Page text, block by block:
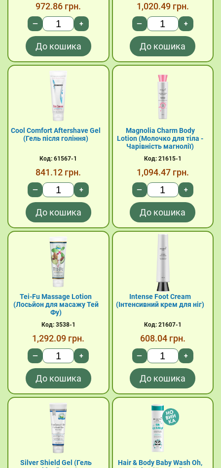
972.86 грн.
— +
До кошика
1,020.49 грн.
— +
До кошика
Cool Comfort Aftershave Gel
(Гель після гоління)
Код: 61567-1
841.12 грн.
— +
До кошика
Magnolia Charm Body
Lotion (Молочко для тіла -
Чарівність магнолії)
Код: 21615-1
1,094.47 грн.
— +
До кошика
Tei-Fu Massage Lotion
(Лосьйон для масажу Тей
Фу)
Код: 3538-1
1,292.09 грн.
— +
До кошика
Intense Foot Cream
(Інтенсивний крем для ніг)
Код: 21607-1
608.04 грн.
— +
До кошика
Silver Shield Gel (Гель
Hair & Body Baby Wash Oh,